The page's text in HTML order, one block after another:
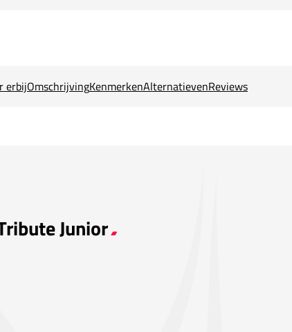
erbijOmschrijvingKenmerkenAlternatievenReviews
Junior